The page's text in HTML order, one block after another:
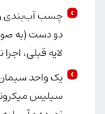
دو دست (به
لایه قبلی، اجرا
یک واحد